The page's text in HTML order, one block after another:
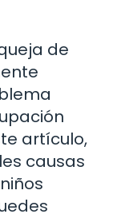
de
artículo,
causas